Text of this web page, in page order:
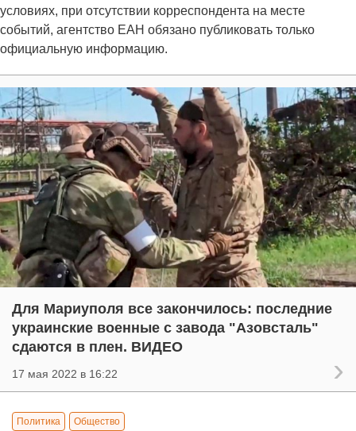
условиях, при отсутствии корреспондента на месте
событий, агентство ЕАН обязано публиковать только
официальную информацию.
Для Мариуполя все закончилось: последние
украинские военные с завода "Азовсталь"
сдаются в плен. ВИДЕО
17 мая 2022 в 16:22
Политика Общество